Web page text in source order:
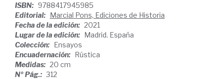
ISBN: 9788417945985
Editorial: Marcial Pons, Ediciones de Historia
Fecha de la edición: 2021
Lugar de la edición: Madrid. España
Colección: Ensayos
Encuadernación: Rústica
Medidas: 20 cm
Nº Pág.: 312